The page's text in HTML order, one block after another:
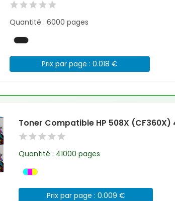
Quantité : 6000 pages
Prix par page : 0.018 €
Toner Compatible HP 508X
Quantité : 41000 pages
Prix par page : 0.009 €